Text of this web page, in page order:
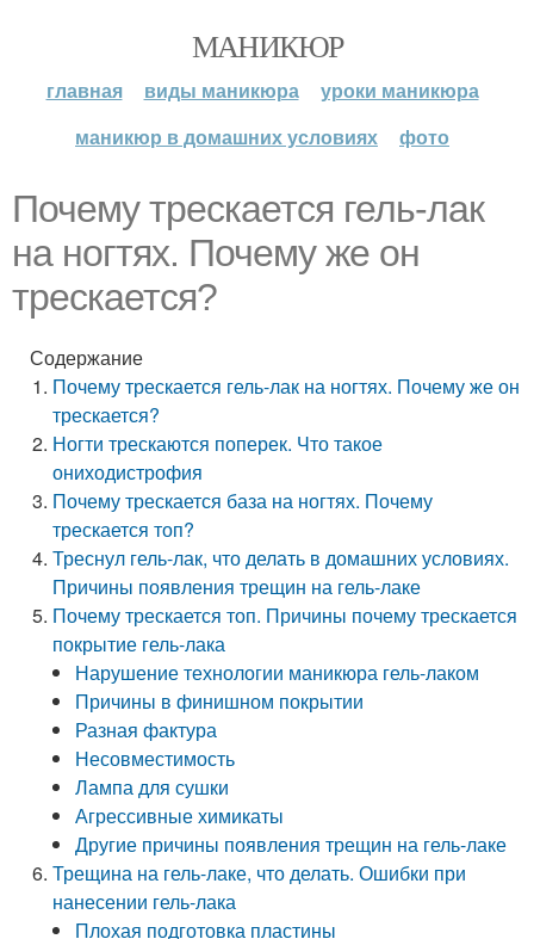
МАНИКЮР
главная виды маникюра
уроки маникюра
маникюр в домашних условиях
фото
Почему трескается гель-лак
на ногтях. Почему же он
трескается?
Содержание
Почему трескается гель-лак на ногтях. Почему же он
трескается?
Ногти трескаются поперек. Что такое
ониходистрофия
Почему трескается база на ногтях. Почему
трескается топ?
Треснул гель-лак, что делать в домашних условиях.
Причины появления трещин на гель-лаке
Почему трескается топ. Причины почему трескается
покрытие гель-лака
Нарушение технологии маникюра гель-лаком
Причины в финишном покрытии
Разная фактура
Несовместимость
Лампа для сушки
Агрессивные химикаты
Другие причины появления трещин на гель-лаке
Трещина на гель-лаке, что делать. Ошибки при
нанесении гель-лака
Плохая подготовка пластины